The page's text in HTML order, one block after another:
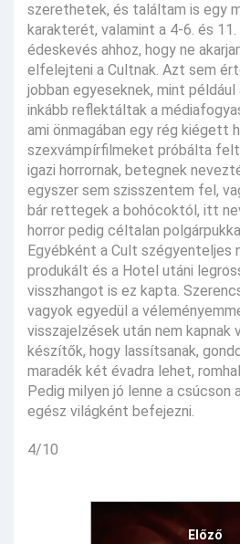
szerethetek, és találtam is egy
karakterét, valamint a 4-6. és
édeskevés ahhoz, hogy ne
elfelejteni a Cultnak. Azt sem
jobban egyeseknek, mint például
inkább reflektáltak a
ami önmagában egy rég kiégett
szexvámpírfilmeket próbálta
igazi horrornak, betegnek
egyszer sem szisszentem fel,
bár rettegek a bohócoktól, itt
horror pedig céltalan
Egyébként a Cult
produkált és a Hotel utáni
visszhangot is ez kapta.
vagyok egyedül a
visszajelzések után nem kapnak
készítők, hogy lassítsanak,
maradék két évadra lehet,
Pedig milyen jó lenne a csúcson
egész világként befejezni.
4/10
Előző